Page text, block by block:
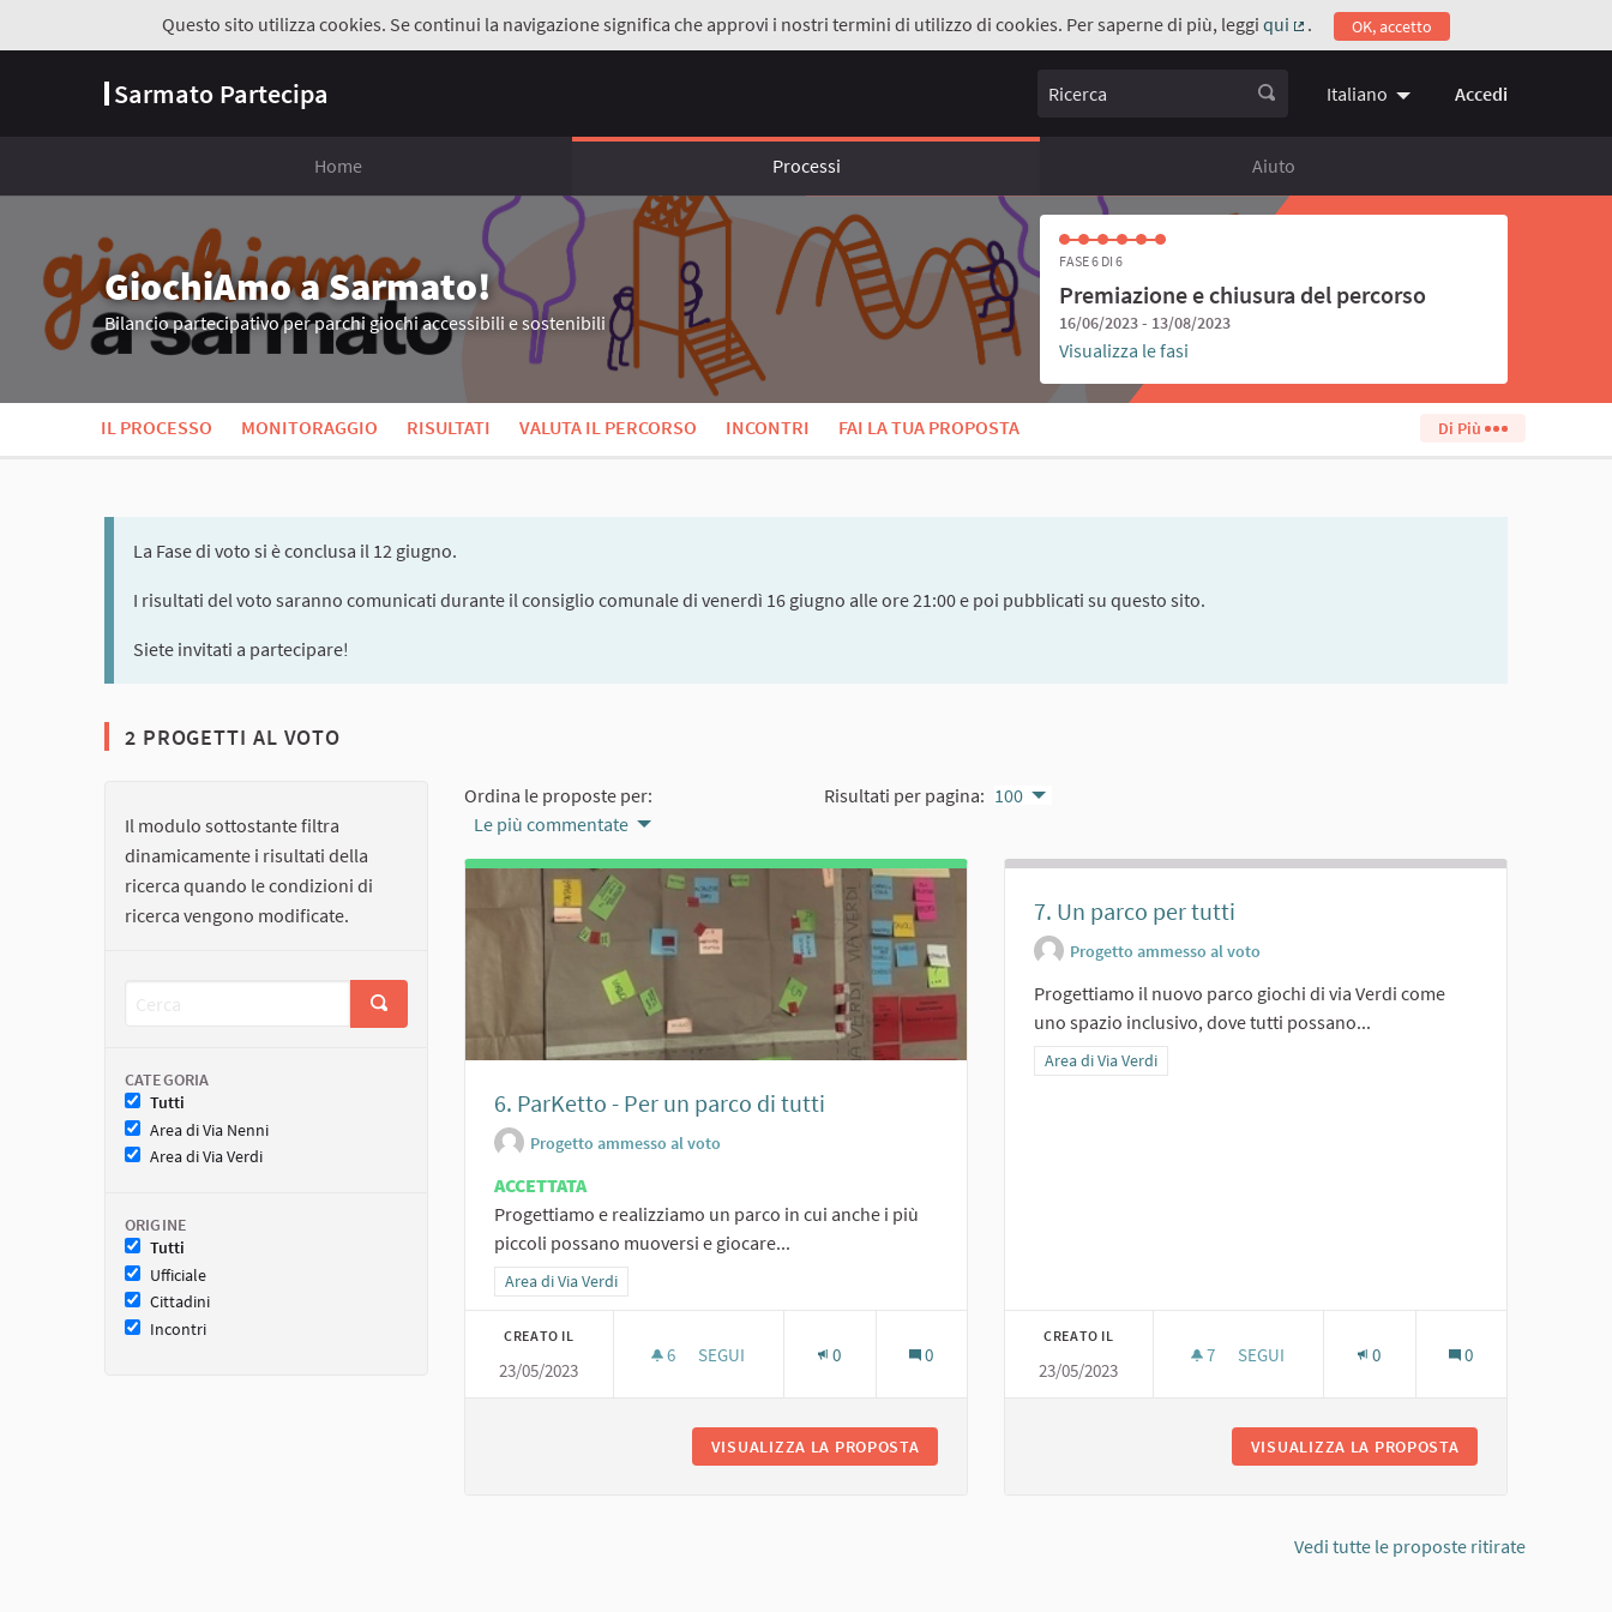
Questo sito utilizza cookies. Se continui la navigazione significa che approvi i nostri termini di utilizzo di cookies. Per saperne di più, leggi qui
(Collegamento esterno)
. OK, accetto
Sarmato Partecipa Ricerca Italiano Choose language
Accedi
Home Processi Aiuto
GiochiAmo a Sarmato!
Bilancio partecipativo per parchi giochi accessibili e sostenibili
FASE 6 DI 6
Premiazione e chiusura del percorso
16/06/2023 - 13/08/2023
Visualizza le fasi
IL PROCESSO MONITORAGGIO RISULTATI VALUTA IL PERCORSO INCONTRI FAI LA TUA PROPOSTA Di Più
La Fase di voto si è conclusa il 12 giugno.
I risultati del voto saranno comunicati durante il consiglio comunale di venerdì 16 giugno alle ore 21:00 e poi pubblicati su questo sito.
Siete invitati a partecipare!
2 PROGETTI AL VOTO
Il modulo sottostante filtra
dinamicamente i risultati della
ricerca quando le condizioni di
ricerca vengono modificate.
CATEGORIA
Tutti
Area di Via Nenni
Area di Via Verdi
ORIGINE
Tutti
Ufficiale
Cittadini
Incontri
Ordina le proposte per:
Le più commentate
Risultati per pagina: 100
6. ParKetto - Per un parco di tutti
Progetto ammesso al voto
ACCETTATA
Progettiamo e realizziamo un parco in cui anche i più
piccoli possano muoversi e giocare...
Filtra i risultati per categoria: Area di Via Verdi
Area di Via Verdi
CREATO IL
23/05/2023
6 6 SOSTENITORI
SEGUI 0 0
VISUALIZZA LA PROPOSTA
7. Un parco per tutti
Progetto ammesso al voto
Progettiamo il nuovo parco giochi di via Verdi come
uno spazio inclusivo, dove tutti possano...
Filtra i risultati per categoria: Area di Via Verdi
Area di Via Verdi
CREATO IL
23/05/2023
7 7 SOSTENITORI
SEGUI 0 0
VISUALIZZA LA PROPOSTA
Vedi tutte le proposte ritirate